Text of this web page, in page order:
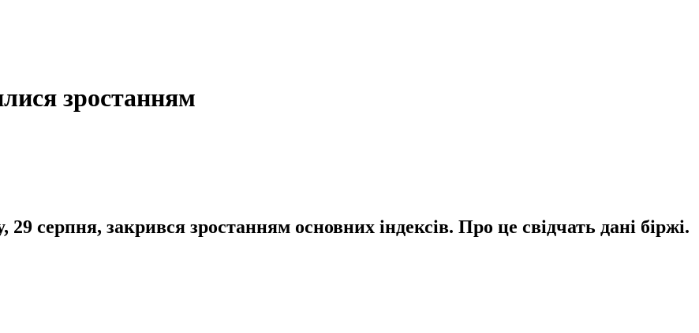
зростанням
серпня, закрився зростанням основних індексів. Про це свідчать дані біржі.